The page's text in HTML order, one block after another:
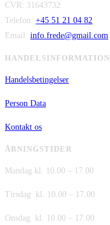
CVR: 31643732
Telefon: +45 51 21 04 82
Email: info.frede@gmail.com
HANDELSINFORMATION
Handelsbetingelser
Person Data
Kontakt os
ÅBNINGSTIDER
Mandag kl. 10.00 – 17.00
Tirsdag kl. 10.00 – 17.00
Onsdag kl. 10.00 – 17.00